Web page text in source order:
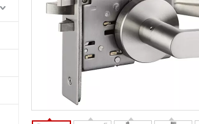
Manijas con cerradura